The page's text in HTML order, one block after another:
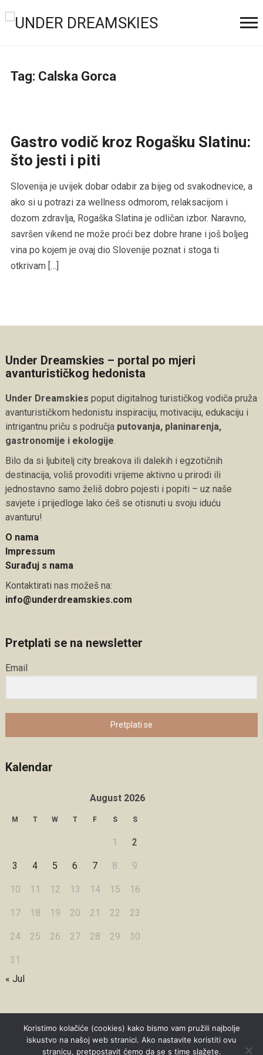
Tag: Calska Gorca
Gastro vodič kroz Rogašku Slatinu:
što jesti i piti
Slovenija je uvijek dobar odabir za bijeg od svakodnevice, a
ako si u potrazi za wellness odmorom, relaksacijom i
dozom zdravlja, Rogaška Slatina je odličan izbor. Naravno,
savršen vikend ne može proći bez dobre hrane i još boljeg
vina po kojem je ovaj dio Slovenije poznat i stoga ti
otkrivam […]
Under Dreamskies – portal po mjeri
avanturističkog hedonista
Under Dreamskies poput digitalnog turističkog vodiča pruža
avanturističkom hedonistu inspiraciju, motivaciju, edukaciju i
intrigantnu priču s područja putovanja, planinarenja,
gastronomije i ekologije
Bilo da si ljubitelj city breakova ili dalekih i egzotičnih
destinacija, voliš provoditi vrijeme aktivno u prirodi ili
jednostavno samo želiš dobro pojesti i popiti – uz naše
savjete i prijedloge lako ćeš se otisnuti u svoju iduću
avanturu!
O nama
Impressum
Surađuj s nama
Kontaktirati nas možeš na:
info@underdreamskies.com
Pretplati se na newsletter
Email
Pretplati se
Kalendar
August 2026
M T W T F S S
1 2
3 4 5 6 7 8 9
10 11 12 13 14 15 16
17 18 19 20 21 22 23
24 25 26 27 28 29 30
31
« Jul
Copyright © 2026 Under Dreamskies
Koristimo kolačiće (cookies) kako bismo vam pružili najbolje
iskustvo na našoj web stranici. Ako nastavite koristiti ovu
stranicu, pretpostavit ćemo da se s time slažete.